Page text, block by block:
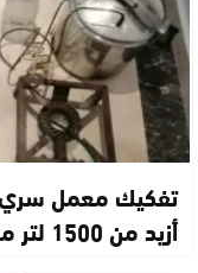
تفكيك معمل سري
أزيد من 1500 لتر من المسكرات